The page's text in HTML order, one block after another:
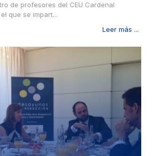
de profesores del CEU Cardenal
que se impart...
Leer más ...